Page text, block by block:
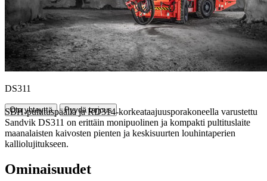
DS311
Ota yhteyttä Pyydä tarjous
SBH-pultituspäällä ja RD314-korkeataajuusporakoneella varustettu
Sandvik DS311 on erittäin monipuolinen ja kompakti pultituslaite
maanalaisten kaivosten pienten ja keskisuurten louhintaperien
kalliolujitukseen.
Ominaisuudet